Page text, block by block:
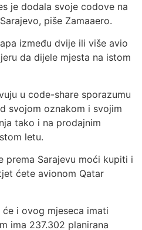
je dodala svoje codove na
piše Zamaaero.
između dvije ili više avio
da dijele mjesta na istom
u code-share sporazumu
svojom oznakom i svojim
tako i na prodajnim
letu.
prema Sarajevu moći kupiti i
ćete avionom Qatar
i ovog mjeseca imati
ima 237.302 planirana